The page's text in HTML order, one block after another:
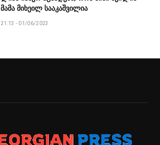
მამა მიხეილ სააკაშვილია
21:13 - 01/06/2023